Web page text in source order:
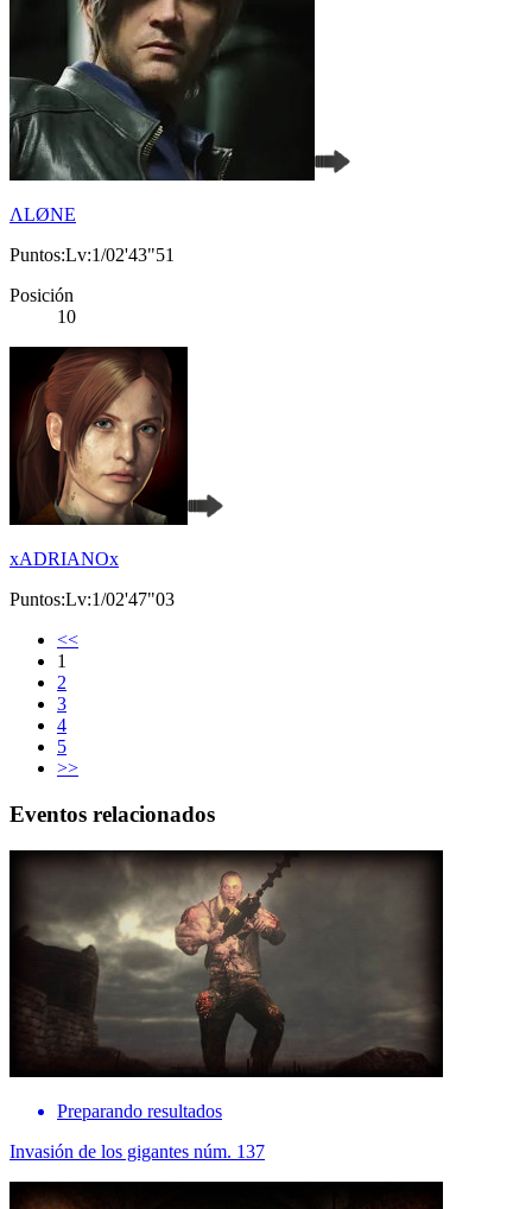
ΛLØNE
Puntos:Lv:1/02'43"51
Posición
10
xADRIANOx
Puntos:Lv:1/02'47"03
<<
1
2
3
4
5
>>
Eventos relacionados
Preparando resultados
Invasión de los gigantes núm. 137